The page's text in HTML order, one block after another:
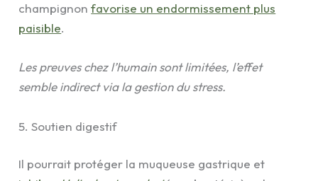
champignonfavorise un endormissement plus
paisible.
Les preuves chez l’humain sont limitées, l’effet
semble indirect via la gestion du stress.
5. Soutien digestif
Il pourrait protéger la muqueuse gastrique et